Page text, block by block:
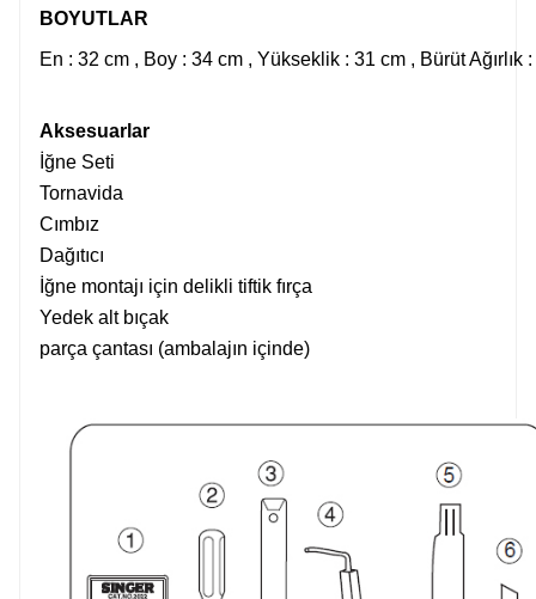
BOYUTLAR
En : 32 cm , Boy : 34 cm , Yükseklik : 31 cm , Bürüt Ağırlık
Aksesuarlar
İğne Seti
Tornavida
Cımbız
Dağıtıcı
İğne montajı için delikli tiftik fırça
Yedek alt bıçak
parça çantası (ambalajın içinde)